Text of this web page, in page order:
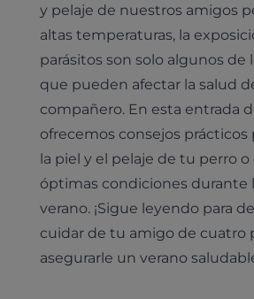
y pelaje de nuestros amigos
altas temperaturas, la
parásitos son solo algunos de
que pueden afectar la salud
compañero. En esta entrada
ofrecemos consejos
la piel y el pelaje de tu perro
óptimas condiciones durante
verano. ¡Sigue leyendo para
cuidar de tu amigo de cuatro
asegurarle un verano